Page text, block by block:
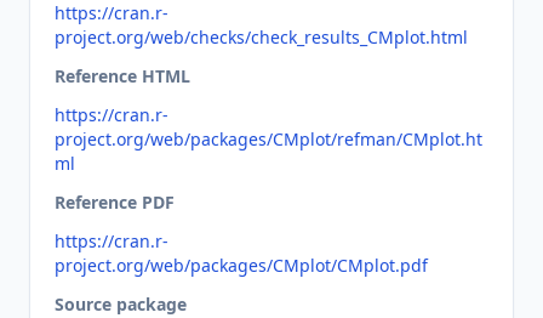
https://cran.r-
project.org/web/checks/check_results_CMplot.html
Reference HTML
https://cran.r-
project.org/web/packages/CMplot/refman/CMplot.ht
ml
Reference PDF
https://cran.r-
project.org/web/packages/CMplot/CMplot.pdf
Source package